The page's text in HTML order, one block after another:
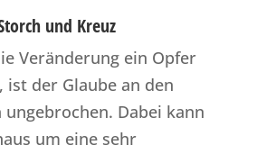
und Kreuz
Veränderung ein Opfer
der Glaube an den
ungebrochen. Dabei kann
um eine sehr